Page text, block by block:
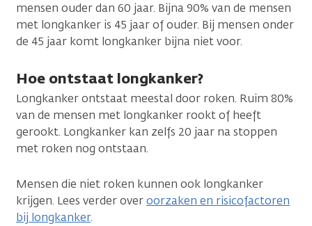
mensen ouder dan 60 jaar. Bijna 90% van de mensen
met longkanker is 45 jaar of ouder. Bij mensen onder
de 45 jaar komt longkanker bijna niet voor.
Hoe ontstaat longkanker?
Longkanker ontstaat meestal door roken. Ruim 80%
van de mensen met longkanker rookt of heeft
gerookt. Longkanker kan zelfs 20 jaar na stoppen
met roken nog ontstaan.
Mensen die niet roken kunnen ook longkanker
krijgen. Lees verder overoorzaken en risicofactoren
bij longkanker.